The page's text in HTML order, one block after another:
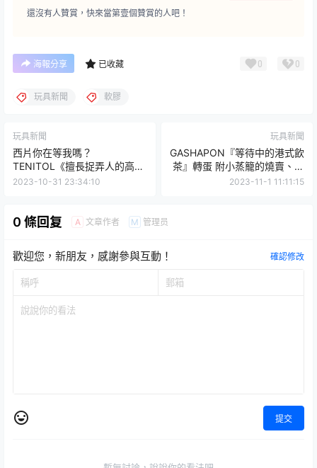
還沒有人贊賞，快來當第壹個贊賞的人吧！
海報分享 已收藏 0 0
玩具新聞 軟膠
玩具新聞
西片你在等我嗎？
TENITOL《擅長捉弄人的高木
同學》高木同學
2023-10-31 23:34:10
玩具新聞
GASHAPON『等待中的港式飲
茶』轉蛋 附小蒸籠的燒賣、水
晶蝦餃看起來太欠吃！
2023-11-1 11:11:15
0 條回复 A 文章作者 M 管理员
歡迎您，新朋友，感謝參與互動！ 確認修改
提交